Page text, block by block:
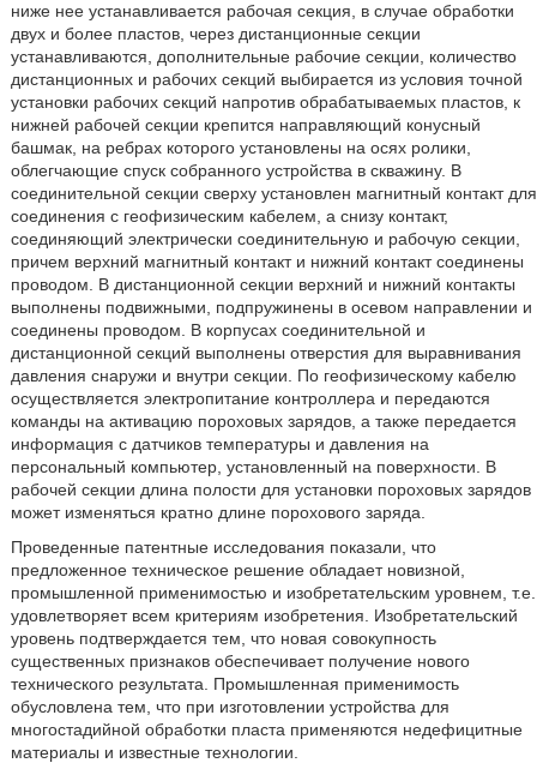
ниже нее устанавливается рабочая секция, в случае обработки
двух и более пластов, через дистанционные секции
устанавливаются, дополнительные рабочие секции, количество
дистанционных и рабочих секций выбирается из условия точной
установки рабочих секций напротив обрабатываемых пластов, к
нижней рабочей секции крепится направляющий конусный
башмак, на ребрах которого установлены на осях ролики,
облегчающие спуск собранного устройства в скважину. В
соединительной секции сверху установлен магнитный контакт для
соединения с геофизическим кабелем, а снизу контакт,
соединяющий электрически соединительную и рабочую секции,
причем верхний магнитный контакт и нижний контакт соединены
проводом. В дистанционной секции верхний и нижний контакты
выполнены подвижными, подпружинены в осевом направлении и
соединены проводом. В корпусах соединительной и
дистанционной секций выполнены отверстия для выравнивания
давления снаружи и внутри секции. По геофизическому кабелю
осуществляется электропитание контроллера и передаются
команды на активацию пороховых зарядов, а также передается
информация с датчиков температуры и давления на
персональный компьютер, установленный на поверхности. В
рабочей секции длина полости для установки пороховых зарядов
может изменяться кратно длине порохового заряда.
Проведенные патентные исследования показали, что
предложенное техническое решение обладает новизной,
промышленной применимостью и изобретательским уровнем, т.е.
удовлетворяет всем критериям изобретения. Изобретательский
уровень подтверждается тем, что новая совокупность
существенных признаков обеспечивает получение нового
технического результата. Промышленная применимость
обусловлена тем, что при изготовлении устройства для
многостадийной обработки пласта применяются недефицитные
материалы и известные технологии.